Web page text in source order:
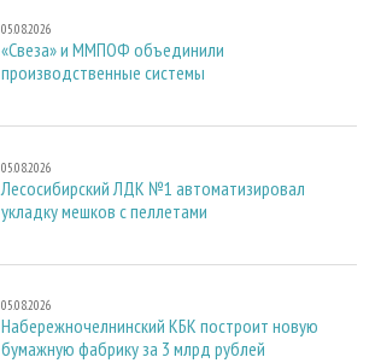
05.08.2026
«Свеза» и ММПОФ объединили
производственные системы
05.08.2026
Лесосибирский ЛДК №1 автоматизировал
укладку мешков с пеллетами
05.08.2026
Набережночелнинский КБК построит новую
бумажную фабрику за 3 млрд рублей